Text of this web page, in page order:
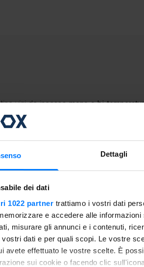
Dettagli
dei dati
1022 partner trattiamo i vostri dati
e accedere alle
misurare gli annunci e i contenuti,
dati e per quali scopi. Le vostre
avete effettuato le vostre scelte. È
sui cookie o facendo clic
vini da incassomono o bi-
tipologia di vino. Progettata per i
l’ambiente ideale per ogni
finitura vetro nero.
un tocco di raffinatezza; la sua
le caratteristiche di vini bianchi e
open protegge le bottiglie dai raggi
i LED in tre colori a scelta
luci e ombre. I supporti in
orientati permettono
bordolesi. Vinoteca 60 può